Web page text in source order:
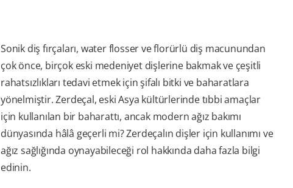
Sonik diş fırçaları, water flosser ve florürlü diş macunundan
çok önce, birçok eski medeniyet dişlerine bakmak ve çeşitli
rahatsızlıkları tedavi etmek için şifalı bitki ve baharatlara
yönelmiştir. Zerdeçal, eski Asya kültürlerinde tıbbi amaçlar
için kullanılan bir baharattı, ancak modern ağız bakımı
dünyasında hâlâ geçerli mi? Zerdeçalın dişler için kullanımı ve
ağız sağlığında oynayabileceği rol hakkında daha fazla bilgi
edinin.